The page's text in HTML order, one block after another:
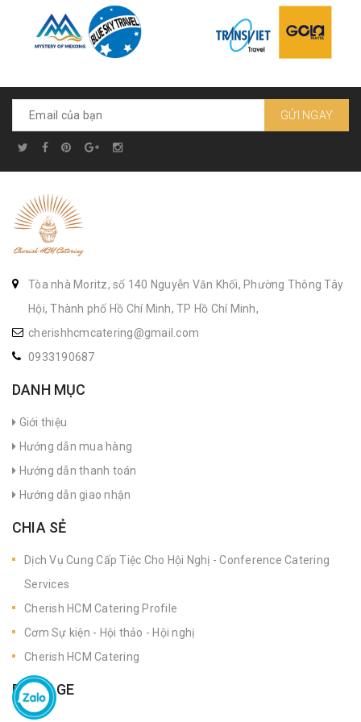
GỬI NGAY
Tòa nhà Moritz, số 140 Nguyễn Văn Khối, Phường Thông Tây
Hội, Thành phố Hồ Chí Minh, TP Hồ Chí Minh,
cherishhcmcatering@gmail.com
0933190687
DANH MỤC
Giới thiệu
Hướng dẫn mua hàng
Hướng dẫn thanh toán
Hướng dẫn giao nhận
CHIA SẺ
Dịch Vụ Cung Cấp Tiệc Cho Hội Nghị - Conference Catering
Services
Cherish HCM Catering Profile
Cơm Sự kiện - Hội thảo - Hội nghị
Cherish HCM Catering
FANPAGE